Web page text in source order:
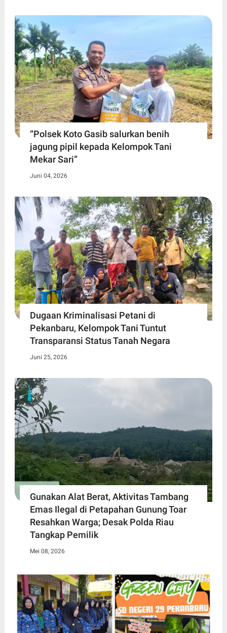
“Polsek Koto Gasib salurkan benih
jagung pipil kepada Kelompok Tani
Mekar Sari”
Juni 04, 2026
Dugaan Kriminalisasi Petani di
Pekanbaru, Kelompok Tani Tuntut
Transparansi Status Tanah Negara
Juni 25, 2026
Gunakan Alat Berat, Aktivitas Tambang
Emas Ilegal di Petapahan Gunung Toar
Resahkan Warga; Desak Polda Riau
Tangkap Pemilik
Mei 08, 2026